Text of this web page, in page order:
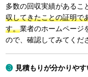
多数の回収実績があるこ
収してきたことの証明で
す。業者のホームページ
ので、確認してみてくだ
見積もりが分かりやす